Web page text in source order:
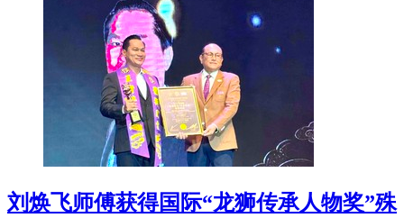
刘焕飞师傅获得国际“龙狮传承人物奖”殊